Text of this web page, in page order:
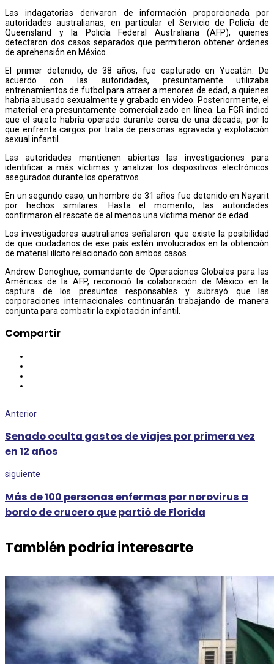
Las indagatorias derivaron de información proporcionada por
autoridades australianas, en particular el Servicio de Policía de
Queensland y la Policía Federal Australiana (AFP), quienes
detectaron dos casos separados que permitieron obtener órdenes
de aprehensión en México.
El primer detenido, de 38 años, fue capturado en Yucatán. De
acuerdo con las autoridades, presuntamente utilizaba
entrenamientos de futbol para atraer a menores de edad, a quienes
habría abusado sexualmente y grabado en video. Posteriormente, el
material era presuntamente comercializado en línea. La FGR indicó
que el sujeto habría operado durante cerca de una década, por lo
que enfrenta cargos por trata de personas agravada y explotación
sexual infantil.
Las autoridades mantienen abiertas las investigaciones para
identificar a más víctimas y analizar los dispositivos electrónicos
asegurados durante los operativos.
En un segundo caso, un hombre de 31 años fue detenido en Nayarit
por hechos similares. Hasta el momento, las autoridades
confirmaron el rescate de al menos una víctima menor de edad.
Los investigadores australianos señalaron que existe la posibilidad
de que ciudadanos de ese país estén involucrados en la obtención
de material ilícito relacionado con ambos casos.
Andrew Donoghue, comandante de Operaciones Globales para las
Américas de la AFP, reconoció la colaboración de México en la
captura de los presuntos responsables y subrayó que las
corporaciones internacionales continuarán trabajando de manera
conjunta para combatir la explotación infantil.
Compartir
Anterior
Senado oculta gastos de viajes por primera vez
en 12 años
siguiente
Más de 100 personas enfermas por norovirus a
bordo de crucero que partió de Florida
También podría interesarte